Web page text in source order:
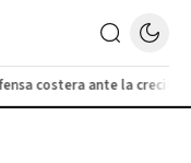
costera ante la crecida del